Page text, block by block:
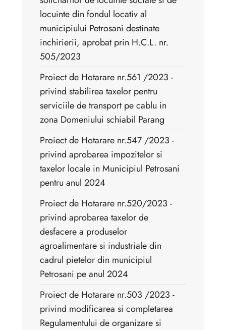
locuinte din fondul locativ al
municipiului Petrosani destinate
inchirierii, aprobat prin H.C.L. nr.
505/2023
Proiect de Hotarare nr.561 /2023 -
privind stabilirea taxelor pentru
serviciile de transport pe cablu in
zona Domeniului schiabil Parang
Proiect de Hotarare nr.547 /2023 -
privind aprobarea impozitelor si
taxelor locale in Municipiul Petrosani
pentru anul 2024
Proiect de Hotarare nr.520/2023 -
privind aprobarea taxelor de
desfacere a produselor
agroalimentare si industriale din
cadrul pietelor din municipiul
Petrosani pe anul 2024
Proiect de Hotarare nr.503 /2023 -
privind modificarea si completarea
Regulamentului de organizare si